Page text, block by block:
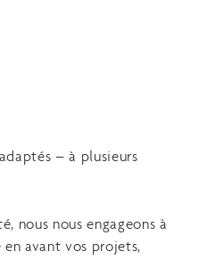
– à plusieurs
nous nous engageons à
avant vos projets,